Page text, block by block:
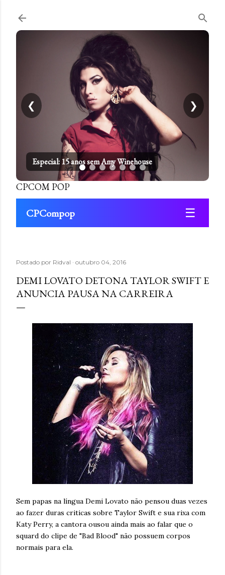
Especial: 15 anos sem Amy Winehouse
❮ ❯
CPCOM POP
CPCompop ☰
Postado por Ridval outubro 04, 2016
DEMI LOVATO DETONA TAYLOR SWIFT E
ANUNCIA PAUSA NA CARREIRA
Sem papas na língua Demi Lovato não pensou duas vezes
ao fazer duras criticas sobre Taylor Swift e sua rixa com
Katy Perry, a cantora ousou ainda mais ao falar que o
squard do clipe de "Bad Blood" não possuem corpos
normais para ela.